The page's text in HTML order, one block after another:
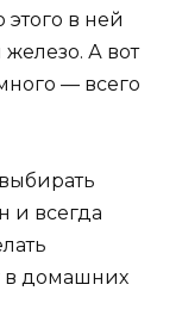
в ней
А вот
— всего
и всегда
в домашних